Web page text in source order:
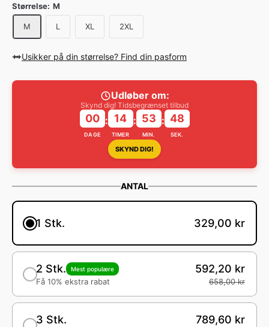
Størrelse: M
M L XL 2XL
Usikker på din størrelse? Find din pasform
Udløber om:
Skynd dig! Tidsbegrænset tilbud
00
DAGE
: 14
TIMER
: 53
MIN.
: 47
SEK.
SKYND DIG!
ANTAL
1 Stk. 329,00 kr
2 Stk. Mest populære
Få 10% ekstra rabat
592,20 kr
658,00 kr
3 Stk. 789,60 kr